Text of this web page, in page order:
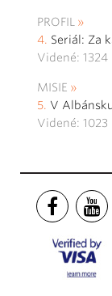
PROFIL
Seriál: Za
Videné: 1324
MISIE
V
Videné: 1023